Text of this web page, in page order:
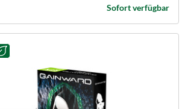
Sofort verfügbar